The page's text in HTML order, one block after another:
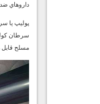
داروهاي ضد
پوليپ يا
سرطان
مسلح